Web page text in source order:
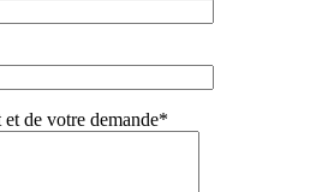
de votre demande*